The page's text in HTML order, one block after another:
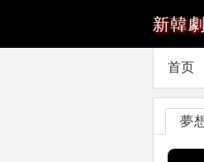
新韓
首页
夢